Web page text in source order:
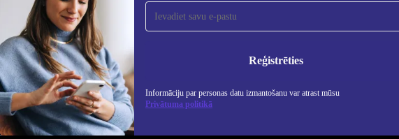
Reģistrēties
Informāciju par personas datu izmantošanu var atrast mūsu
Privātuma politikā
saņemšanai!
Nekad vairs nepalaidiet garām nevienu
piedāvājumu.
Informāciju par personas
Privātuma politikā
REFURBED - RETHINK NEW.